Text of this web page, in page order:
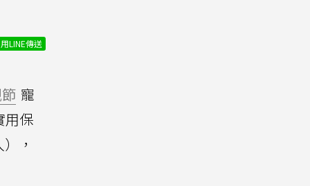
用LINE傳送
寵
用保
，